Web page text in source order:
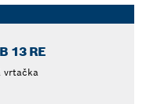
13 RE
vrtačka